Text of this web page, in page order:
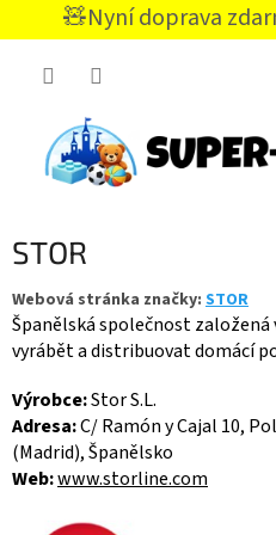
🧸Nyní doprava
CZK
STOR
Webová stránka značky: STOR
Španělská společnost založená
vyrábět a distribuovat domácí
Výrobce:Stor S.L.
Adresa:C/ Ramón y Cajal 10,
(Madrid), Španělsko
Web:www.storline.com